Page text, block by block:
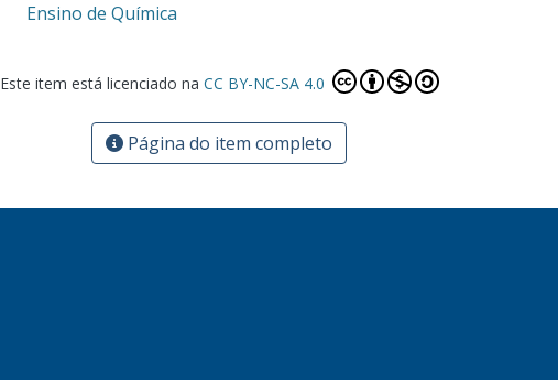
Ensino de Química
Este item está licenciado na CC BY-NC-SA 4.0
Página do item completo